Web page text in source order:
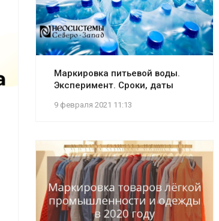
Маркировка питьевой воды.
Эксперимент. Сроки, даты
9 февраля 2021 11:13